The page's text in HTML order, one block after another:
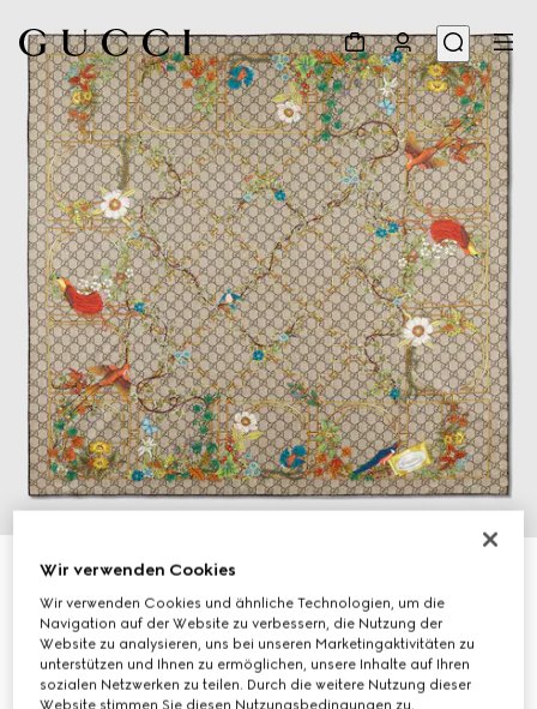
Vierecktuch aus Seidentwill mit Print
€ 490
Variantenbraun und mehrfarbig
Wir verwenden Cookies
Wir verwenden Cookies und ähnliche Technologien, um die
Navigation auf der Website zu verbessern, die Nutzung der
Website zu analysieren, uns bei unseren Marketingaktivitäten zu
unterstützen und Ihnen zu ermöglichen, unsere Inhalte auf Ihren
sozialen Netzwerken zu teilen. Durch die weitere Nutzung dieser
Website stimmen Sie diesen Nutzungsbedingungen zu.